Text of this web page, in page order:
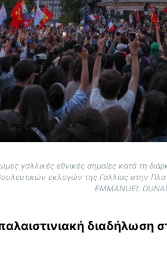
γαλλικές εθνικές σημαίες κατά τη
εκλογών της Γαλλίας στην
EMMANUEL
διαδήλωση